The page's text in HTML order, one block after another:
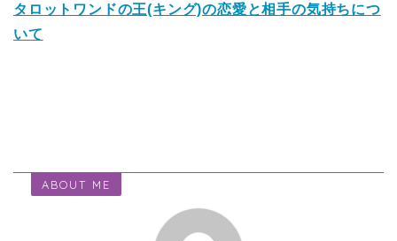
タロットワンドの王(キング)の恋愛と相手の気持ちにつ
いて
ABOUT ME